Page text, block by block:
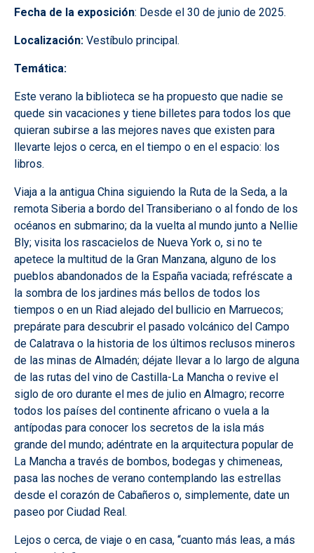
Fecha de la exposición: Desde el 30 de junio de 2025.
Localización: Vestíbulo principal.
Temática:
Este verano la biblioteca se ha propuesto que nadie se
quede sin vacaciones y tiene billetes para todos los que
quieran subirse a las mejores naves que existen para
llevarte lejos o cerca, en el tiempo o en el espacio: los
libros.
Viaja a la antigua China siguiendo la Ruta de la Seda, a la
remota Siberia a bordo del Transiberiano o al fondo de los
océanos en submarino; da la vuelta al mundo junto a Nellie
Bly; visita los rascacielos de Nueva York o, si no te
apetece la multitud de la Gran Manzana, alguno de los
pueblos abandonados de la España vaciada; refréscate a
la sombra de los jardines más bellos de todos los
tiempos o en un Riad alejado del bullicio en Marruecos;
prepárate para descubrir el pasado volcánico del Campo
de Calatrava o la historia de los últimos reclusos mineros
de las minas de Almadén; déjate llevar a lo largo de alguna
de las rutas del vino de Castilla-La Mancha o revive el
siglo de oro durante el mes de julio en Almagro; recorre
todos los países del continente africano o vuela a la
antípodas para conocer los secretos de la isla más
grande del mundo; adéntrate en la arquitectura popular de
La Mancha a través de bombos, bodegas y chimeneas,
pasa las noches de verano contemplando las estrellas
desde el corazón de Cabañeros o, simplemente, date un
paseo por Ciudad Real.
Lejos o cerca, de viaje o en casa, “cuanto más leas, a más